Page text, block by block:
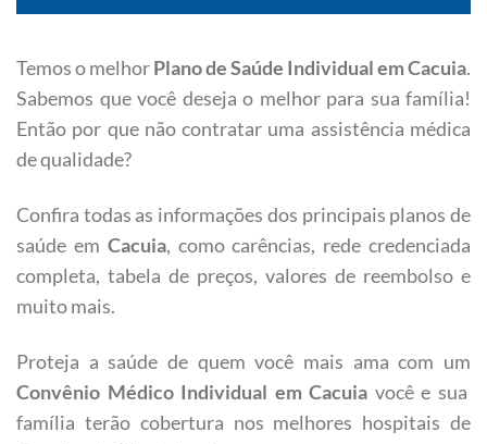
Temos o melhorPlano de Saúde Individual em Cacuia.
Sabemos que você deseja o melhor para sua família!
Então por que não contratar uma assistência médica
de qualidade?
Confira todas as informações dos principais planos de
saúde em Cacuia, como carências, rede credenciada
completa, tabela de preços, valores de reembolso e
muito mais.
Proteja a saúde de quem você mais ama com um
Convênio Médico Individual em Cacuia você e sua
família terão cobertura nos melhores hospitais de